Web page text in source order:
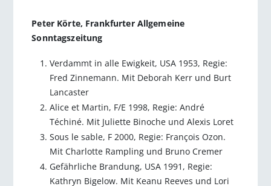
Peter Körte, Frankfurter Allgemeine
Sonntagszeitung
Verdammt in alle Ewigkeit, USA 1953, Regie:
Fred Zinnemann. Mit Deborah Kerr und Burt
Lancaster
Alice et Martin, F/E 1998, Regie: André
Téchiné. Mit Juliette Binoche und Alexis Loret
Sous le sable, F 2000, Regie: François Ozon.
Mit Charlotte Rampling und Bruno Cremer
Gefährliche Brandung, USA 1991, Regie:
Kathryn Bigelow. Mit Keanu Reeves und Lori